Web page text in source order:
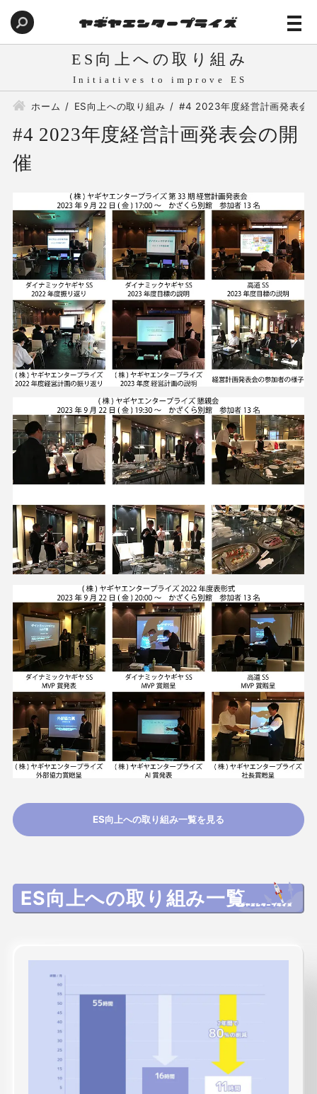
ES向上への取り組み
ホーム ES向上への取り組み #4 2023年度経営計画発表会
#4 2023年度経営計画発表会の開
催
ES向上への取り組み一覧を見る
ES向上への取り組み一覧